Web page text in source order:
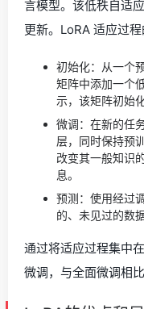
言模型。该低秩自适
更新。LoRA 适应过
初始化：从一个
矩阵中添加一个
示，该矩阵初始
微调：在新的任
层，同时保持预
改变其一般知识
息。
预测：使用经过
的、未见过的数
通过将适应过程集中
微调，与全面微调相